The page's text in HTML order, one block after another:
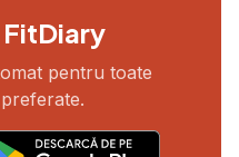
pentru toate